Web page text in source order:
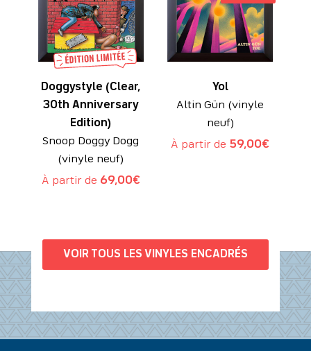
Doggystyle (Clear,
30th Anniversary
Edition)
Snoop Doggy Dogg
(vinyle neuf)
À partir de 69,00€
Yol
Altin Gün (vinyle
neuf)
À partir de 59,00€
VOIR TOUS LES VINYLES ENCADRÉS